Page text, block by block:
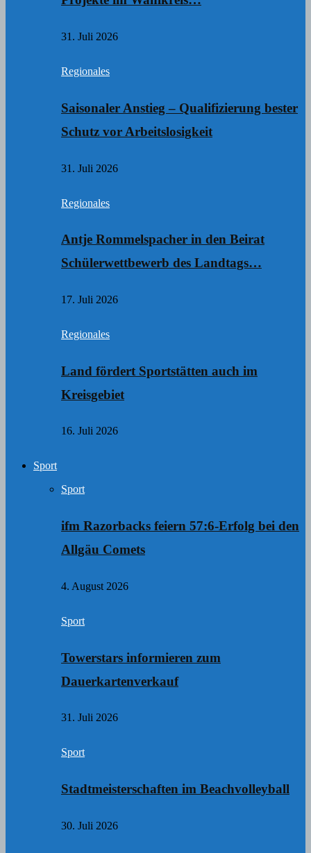
31. Juli 2026
Regionales
Saisonaler Anstieg – Qualifizierung bester
Schutz vor Arbeitslosigkeit
31. Juli 2026
Regionales
Antje Rommelspacher in den Beirat
Schülerwettbewerb des Landtags…
17. Juli 2026
Regionales
Land fördert Sportstätten auch im
Kreisgebiet
16. Juli 2026
Sport
Sport
ifm Razorbacks feiern 57:6-Erfolg bei den
Allgäu Comets
4. August 2026
Sport
Towerstars informieren zum
Dauerkartenverkauf
31. Juli 2026
Sport
Stadtmeisterschaften im Beachvolleyball
30. Juli 2026